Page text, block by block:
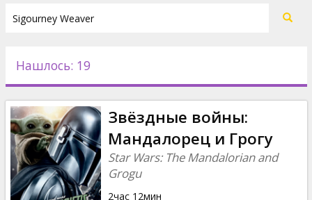
Новости
Подарки
Кинозакуски
Нашлось: 19
Звёздные войны:
Мандалорец и Грогу
Star Wars: The Mandalorian and
Grogu
2час 12мин